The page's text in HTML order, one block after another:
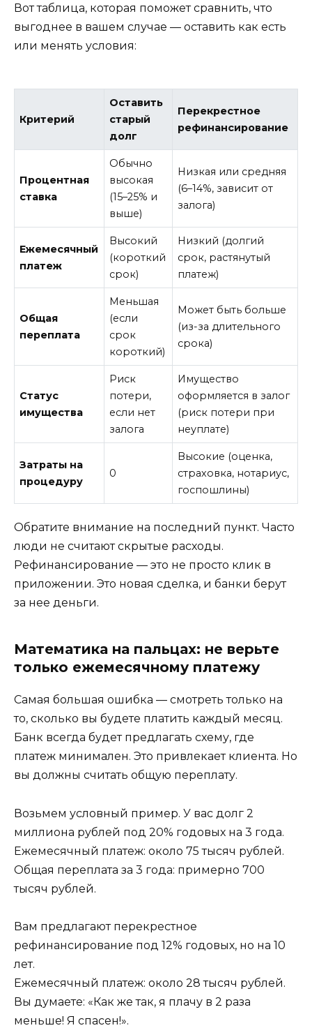
Вот таблица, которая поможет сравнить, что
выгоднее в вашем случае — оставить как есть
или менять условия:
Критерий
Оставить
старый
долг
Перекрестное
рефинансирование
Процентная
ставка
Обычно
высокая
(15–25% и
выше)
Низкая или средняя
(6–14%, зависит от
залога)
Ежемесячный
платеж
Высокий
(короткий
срок)
Низкий (долгий
срок, растянутый
платеж)
Общая
переплата
Меньшая
(если
срок
короткий)
Может быть больше
(из-за длительного
срока)
Статус
имущества
Риск
потери,
если нет
залога
Имущество
оформляется в залог
(риск потери при
неуплате)
Затраты на
процедуру
0
Высокие (оценка,
страховка, нотариус,
госпошлины)
Обратите внимание на последний пункт. Часто
люди не считают скрытые расходы.
Рефинансирование — это не просто клик в
приложении. Это новая сделка, и банки берут
за нее деньги.
Математика на пальцах: не верьте
только ежемесячному платежу
Самая большая ошибка — смотреть только на
то, сколько вы будете платить каждый месяц.
Банк всегда будет предлагать схему, где
платеж минимален. Это привлекает клиента. Но
вы должны считать общую переплату.
Возьмем условный пример. У вас долг 2
миллиона рублей под 20% годовых на 3 года.
Ежемесячный платеж: около 75 тысяч рублей.
Общая переплата за 3 года: примерно 700
тысяч рублей.
Вам предлагают перекрестное
рефинансирование под 12% годовых, но на 10
лет.
Ежемесячный платеж: около 28 тысяч рублей.
Вы думаете: «Как же так, я плачу в 2 раза
меньше! Я спасен!».